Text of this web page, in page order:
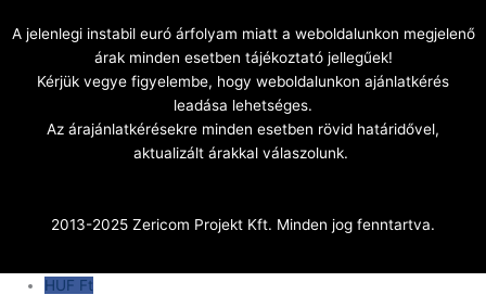
A jelenlegi instabil euró árfolyam miatt a weboldalunkon megjelenő
árak minden esetben tájékoztató jellegűek!
Kérjük vegye figyelembe, hogy weboldalunkon ajánlatkérés
leadása lehetséges.
Az árajánlatkérésekre minden esetben rövid határidővel,
aktualizált árakkal válaszolunk.
2013-2025 Zericom Projekt Kft. Minden jog fenntartva.
HUF Ft